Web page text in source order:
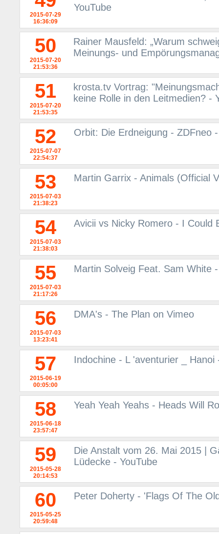
2015-07-29
16:36:09
YouTube
50
2015-07-20
21:53:36
Rainer Mausfeld: „Warum
Meinungs- und
51
2015-07-20
21:53:35
krosta.tv Vortrag:
keine Rolle in den Leitmedien? -
52
2015-07-07
22:54:37
Orbit: Die Erdneigung - ZDFneo
53
2015-07-03
21:38:23
Martin Garrix - Animals (Official
54
2015-07-03
21:38:03
Avicii vs Nicky Romero - I Could
55
2015-07-03
21:17:26
Martin Solveig Feat. Sam White
56
2015-07-03
13:23:41
DMA's - The Plan on Vimeo
57
2015-06-19
00:05:00
Indochine - L 'aventurier _ Hanoi
58
2015-06-18
23:57:47
Yeah Yeah Yeahs - Heads Will
59
2015-05-28
20:14:53
Die Anstalt vom 26. Mai 2015 |
Lüdecke - YouTube
60
2015-05-25
20:59:48
Peter Doherty - 'Flags Of The